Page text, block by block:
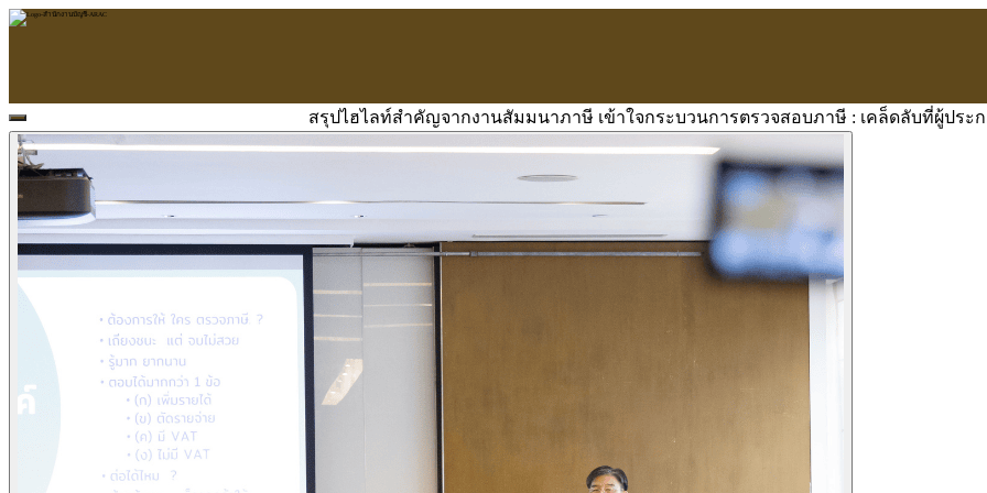
หน้าแรก
ARAC
ข้อมูลบริษัท
บริการ
บริการด้านใบอนุญาต
ตรวจสอบบัญชี
บริการวางระบบบัญชี
ที่ปรึกษาวางแผนภาษีอากร
จัดทำเงินเดือน
จดทะเบียนธุรกิจ
บริการ E-Filing
สรุปไฮไลท์สำคัญจากงานสัมมนาภาษี เข้าใจกระบวนการตรวจสอบภาษี : เคล็ดลับที่ผู้ปร